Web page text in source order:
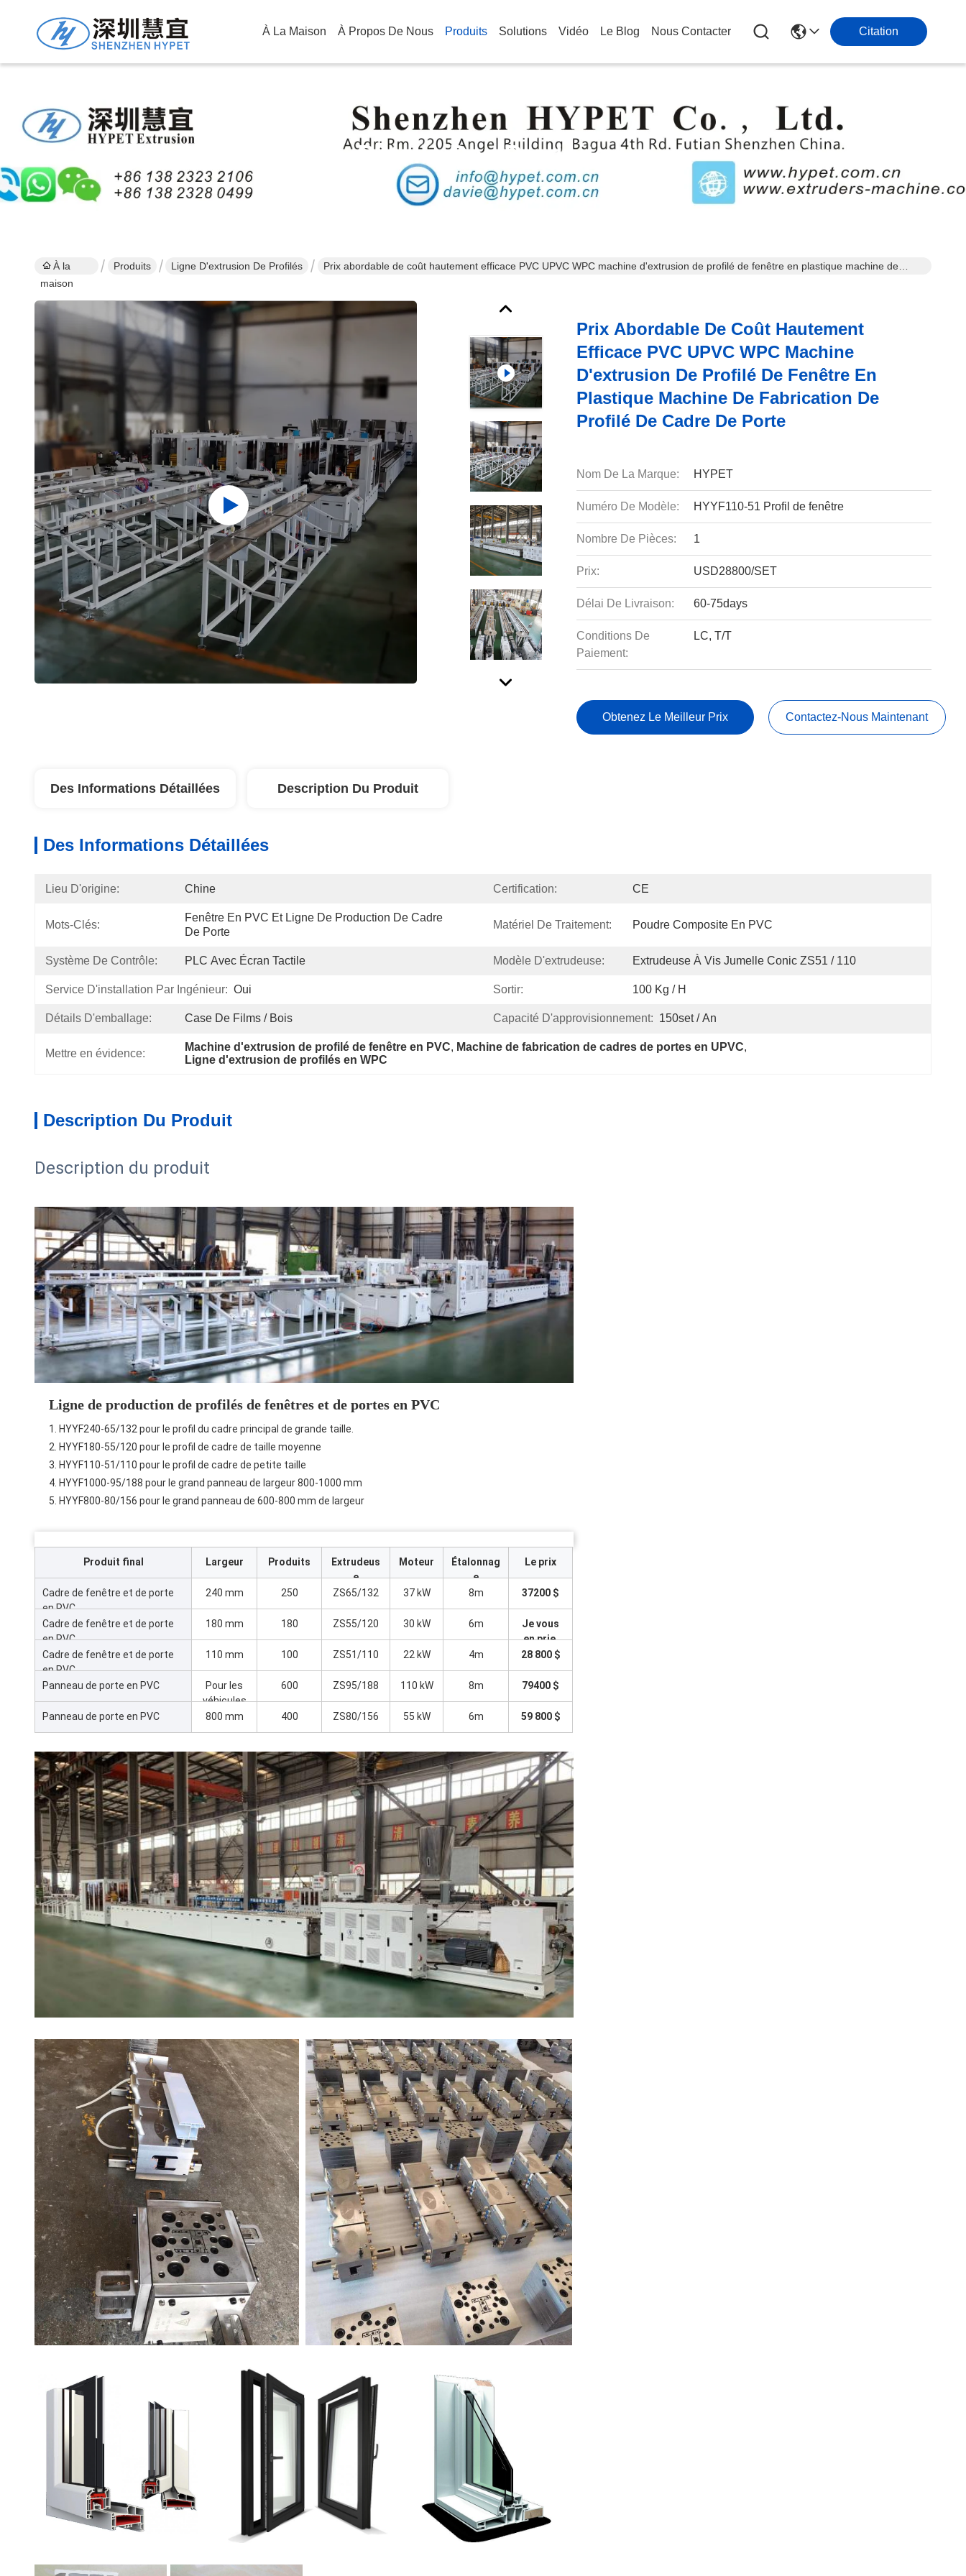
À La Maison À Propos De Nous Produits Solutions Vidéo Le Blog Nous Contacter Citation
Détails Des Produits
À la
maison
Produits Ligne D'extrusion De Profilés
Prix abordable de coût hautement efficace PVC UPVC WPC machine d'extrusion de profilé de fenêtre en plastique machine de
Prix Abordable De Coût Hautement
Efficace PVC UPVC WPC Machine
D'extrusion De Profilé De Fenêtre En
Plastique Machine De Fabrication De
Profilé De Cadre De Porte
Nom De La Marque: HYPET
Numéro De Modèle: HYYF110-51 Profil de fenêtre
Nombre De Pièces: 1
Prix: USD28800/SET
Délai De Livraison: 60-75days
Conditions De
Paiement:
LC, T/T
Obtenez Le Meilleur Prix Contactez-Nous Maintenant
Des Informations Détaillées Description Du Produit
Des Informations Détaillées
Lieu D'origine: Chine Certification: CE
Mots-Clés:
Fenêtre En PVC Et Ligne De Production De Cadre
De Porte
Matériel De Traitement: Poudre Composite En PVC
Système De Contrôle: PLC Avec Écran Tactile Modèle D'extrudeuse: Extrudeuse À Vis Jumelle Conic ZS51 / 110
Service D'installation Par Ingénieur: Oui Sortir: 100 Kg / H
Détails D'emballage: Case De Films / Bois Capacité D'approvisionnement: 150set / An
Mettre en évidence:
Machine d'extrusion de profilé de fenêtre en PVC, Machine de fabrication de cadres de portes en UPVC
Ligne d'extrusion de profilés en WPC
Description Du Produit
Description du produit
Ligne de production de profilés de fenêtres et de portes en PVC
1. HYYF240-65/132 pour le profil du cadre principal de grande taille.
2. HYYF180-55/120 pour le profil de cadre de taille moyenne
3. HYYF110-51/110 pour le profil de cadre de petite taille
4. HYYF1000-95/188 pour le grand panneau de largeur 800-1000 mm
5. HYYF800-80/156 pour le grand panneau de 600-800 mm de largeur
Produit final Largeur Produits
Extrudeus
e
Moteur
Étalonnag
e
Le prix
Cadre de fenêtre et de porte
en PVC
240 mm 250 ZS65/132 37 kW 8m 37200 $
Cadre de fenêtre et de porte
en PVC
180 mm 180 ZS55/120 30 kW 6m
Je vous
en prie.
Cadre de fenêtre et de porte
en PVC
110 mm 100 ZS51/110 22 kW 4m 28 800 $
Panneau de porte en PVC
Pour les
véhicules
à moteur
600 ZS95/188 110 kW 8m 79400 $
Panneau de porte en PVC 800 mm 400 ZS80/156 55 kW 6m 59 800 $